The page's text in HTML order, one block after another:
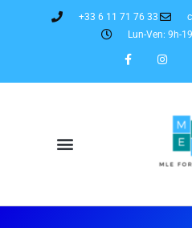
+33 6 11 71 76 33
Lun-Ven: 9h-